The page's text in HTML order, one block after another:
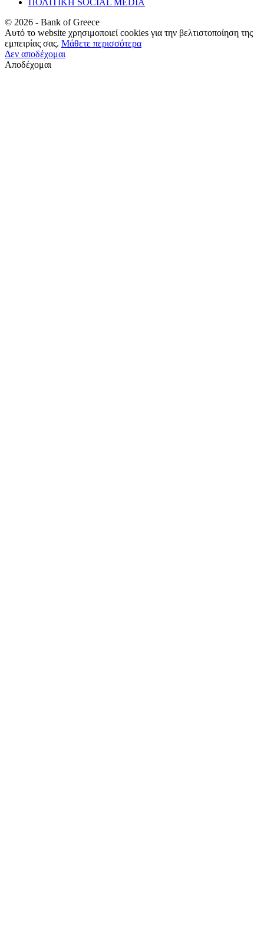
© 2026 - Bank of Greece
Αυτό το website χρησιμοποιεί cookies για την βελτιστοποίηση της
εμπειρίας σας. Μάθετε περισσότερα
Δεν αποδέχομαι
Αποδέχομαι